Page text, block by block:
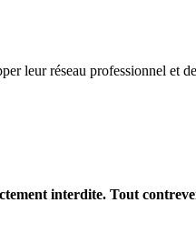
leur réseau professionnel et
interdite. Tout